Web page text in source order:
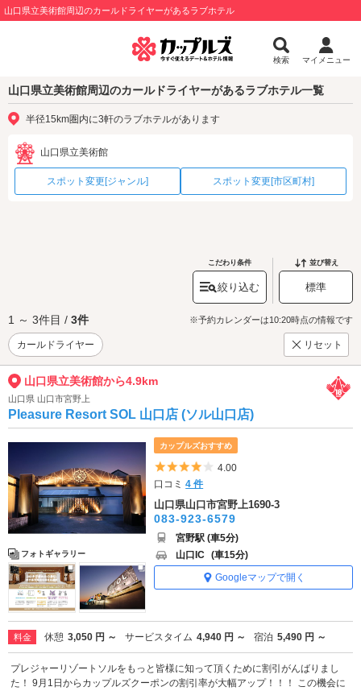
山口県立美術館周辺のカールドライヤーがあるラブホテル
検索 マイメニュー
山口県立美術館周辺のカールドライヤーがあるラブホテル一覧
半径15km圏内に3軒のラブホテルがあります
山口県立美術館
スポット変更[ジャンル] スポット変更[市区町村]
こだわり条件
絞り込む
並び替え
標準
1 ～ 3件目 / 3件 ※予約カレンダーは10:20時点の情報です
カールドライヤー リセット
山口県立美術館から4.9km
山口県 山口市宮野上
Pleasure Resort SOL 山口店 (ソル山口店)
フォトギャラリー
カップルズおすすめ
5つ星のうち4
4.00
口コミ4 件
山口県山口市宮野上1690-3
083-923-6579
宮野駅 (車5分)
山口IC (車15分)
Googleマップで開く
料金 休憩 3,050 円 ～ サービスタイム 4,940 円 ～ 宿泊 5,490 円 ～
プレジャーリゾートソルをもっと皆様に知って頂くために割引がんばりまし
た！ 9月1日からカップルズクーポンの割引率が大幅アップ！！！ この機会に